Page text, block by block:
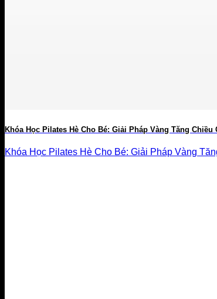
Khóa Học Pilates Hè Cho Bé: Giải Pháp Vàng Tăng Chiều
Khóa Học Pilates Hè Cho Bé: Giải Pháp Vàng